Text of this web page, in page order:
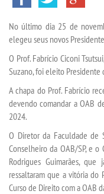
INSCREVA-SE
TRANSFERÊNCIA
SEGUNDA GRADUAÇÃO
MATRÍCULA
EDITAL
EDITAL - ADENDO 1
No último dia 25 de
elegeu seus novos
O Prof. Fabrício Ciconi
Suzano, foi eleito Presidente
A chapa do Prof. Fabrício
devendo comandar a OAB
2024.
O Diretor da Faculdade de
Conselheiro da OAB/SP, e o
Rodrigues Guimarães,
ressaltaram que a vitória do
Curso de Direito com a OAB